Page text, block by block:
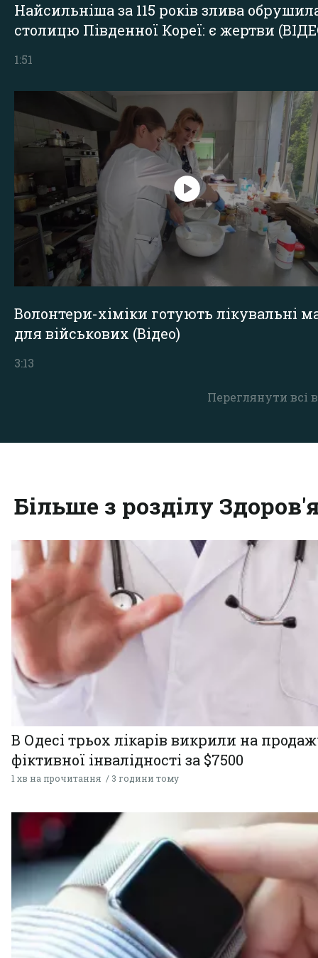
Переглянути всі
Найсильніша за 115 років злива
столицю Південної Кореї: є жертви
1:51
Волонтери-хіміки готують лікувальні
для військових (Відео)
3:13
Більше з розділу
В Одесі трьох лікарів викрили на
фіктивної інвалідності за $7500
1 хв на прочитання 3 години тому